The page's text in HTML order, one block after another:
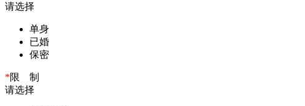
请选择
单身
已婚
保密
*限 制
请选择